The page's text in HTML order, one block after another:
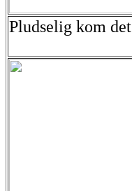
Pludselig kom